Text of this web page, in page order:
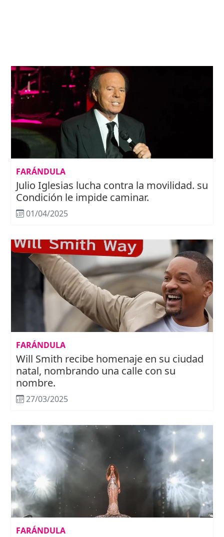
FARÁNDULA
Julio Iglesias lucha contra la movilidad. su
Condición le impide caminar.
01/04/2025
FARÁNDULA
Will Smith recibe homenaje en su ciudad
natal, nombrando una calle con su
nombre.
27/03/2025
FARÁNDULA